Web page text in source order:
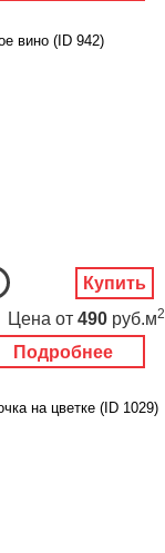
вино (ID 942)
Подробнее
Цена от 490 руб.м2
Купить
на цветке (ID 1029)